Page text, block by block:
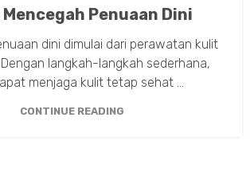
Penuaan Dini
dini dimulai dari perawatan kulit
langkah-langkah sederhana,
menjaga kulit tetap sehat ...
CONTINUE READING